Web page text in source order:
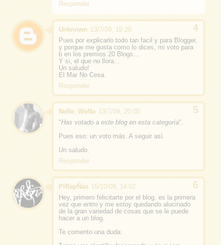
Responder
Unknown 13/7/09, 19:20
Pues por explicarlo todo tan facil y para Blogger,
y porque me gusta como lo dices, mi voto para
ti en los premios 20 Blogs...
Y si, el que no llora...
Un saludo!
El Mar No Cesa.
Responder
NeNe_WeNo 13/7/09, 20:00
"Has votado a este blog en esta categoría".
Pues eso: un voto más. A seguir así.
Un saludo.
Responder
PiRapÑas 15/10/09, 14:02
Hey, primero felicitarte por el blog, es la primera
vez que entro y me estoy quedando alucinado
de la gran variedad de cosas que se le puede
hacer a un blog.
Te comento una duda: